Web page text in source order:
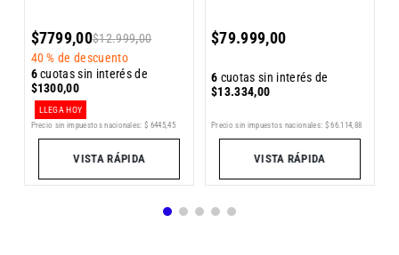
$7799,00$12.999,00
40 % de descuento
6cuotas sin interés de
$1300,00
LLEGA HOY
Precio sin impuestos nacionales: $ 6445,45
VISTA RÁPIDA
$79.999,00
6 cuotas sin interés de
$13.334,00
Precio sin impuestos nacionales: $ 66.114,88
VISTA RÁPIDA